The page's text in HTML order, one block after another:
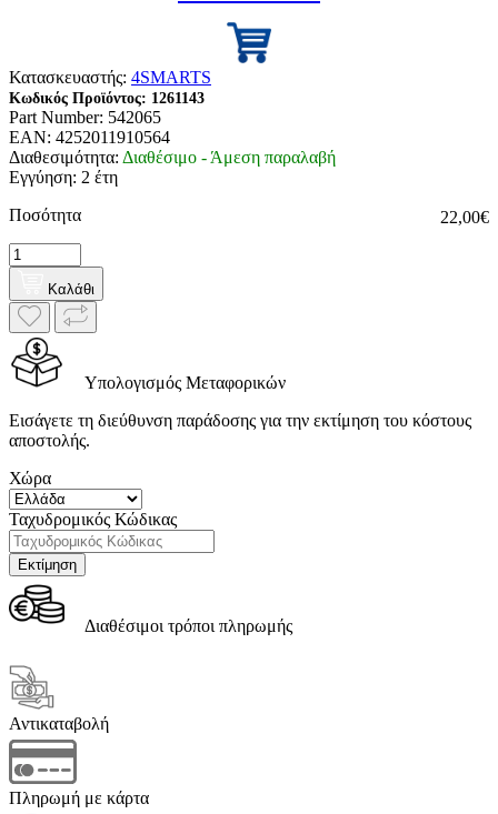
Κατασκευαστής: 4SMARTS
Κωδικός Προϊόντος: 1261143
Part Number: 542065
EAN: 4252011910564
Διαθεσιμότητα: Διαθέσιμο - Άμεση παραλαβή
Εγγύηση: 2 έτη
22,00€
Ποσότητα
Καλάθι
Υπολογισμός Μεταφορικών
Εισάγετε τη διεύθυνση παράδοσης για την εκτίμηση του κόστους
αποστολής.
Χώρα
Ταχυδρομικός Κώδικας
Διαθέσιμοι τρόποι πληρωμής
Αντικαταβολή
Πληρωμή με κάρτα